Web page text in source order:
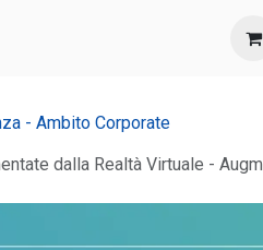
Pubblicazioni
- Ambito Corporate
dalla Realtà Virtuale -